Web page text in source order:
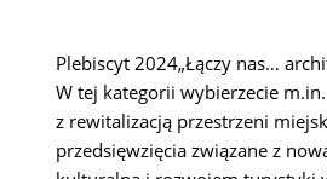
Plebiscyt 2024„Łączy nas…
W tej kategorii wybierzecie
z rewitalizacją przestrzeni
przedsięwzięcia związane z